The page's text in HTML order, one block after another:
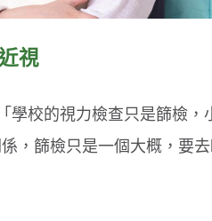
視
學校的視力檢查只是篩檢，
，篩檢只是一個大概，要